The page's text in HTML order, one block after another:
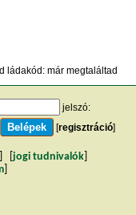
ládakód: már megtaláltad
jelszó:
[regisztráció]
jogi tudnivalók
]